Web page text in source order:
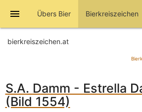
menu Übers Bier Bierkreiszeichen
bierkreiszeichen.at
S.A. Damm - Estrella
(Bild 1554)